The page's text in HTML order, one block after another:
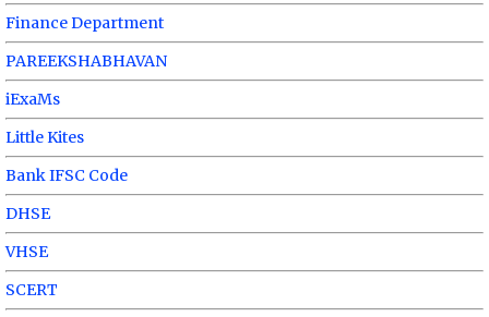
Finance Department
PAREEKSHABHAVAN
iExaMs
Little Kites
Bank IFSC Code
DHSE
VHSE
SCERT